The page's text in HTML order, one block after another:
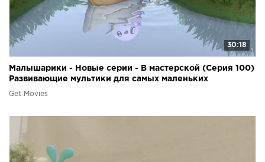
30:18
Малышарики - Новые серии - В мастерской (Серия 100)
Развивающие мультики для самых маленьких
Get Movies